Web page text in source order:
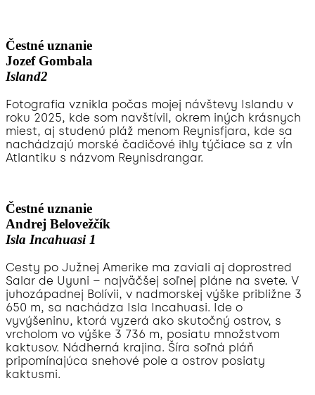
Čestné uznanie
Jozef Gombala
Island2
Fotografia vznikla počas mojej návštevy Islandu v
roku 2025, kde som navštívil, okrem iných krásnych
miest, aj studenú pláž menom Reynisfjara, kde sa
nachádzajú morské čadičové ihly týčiace sa z vĺn
Atlantiku s názvom Reynisdrangar.
Čestné uznanie
Andrej Belovežčík
Isla Incahuasi 1
Cesty po Južnej Amerike ma zaviali aj doprostred
Salar de Uyuni – najväčšej soľnej pláne na svete. V
juhozápadnej Bolívii, v nadmorskej výške približne 3
650 m, sa nachádza Isla Incahuasi. Ide o
vyvýšeninu, ktorá vyzerá ako skutočný ostrov, s
vrcholom vo výške 3 736 m, posiatu množstvom
kaktusov. Nádherná krajina. Šíra soľná pláň
pripomínajúca snehové pole a ostrov posiaty
kaktusmi.